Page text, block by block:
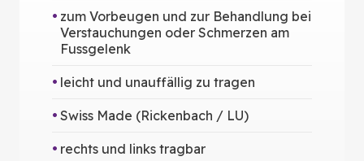
zum Vorbeugen und zur Behandlung bei
Verstauchungen oder Schmerzen am
Fussgelenk
leicht und unauffällig zu tragen
Swiss Made (Rickenbach / LU)
rechts und links tragbar